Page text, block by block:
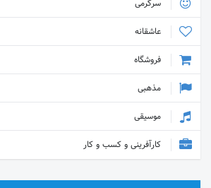
سرگرمی
عاشقانه
فروشگاه
مذهبی
موسیقی
کارآفرینی و کسب و کار